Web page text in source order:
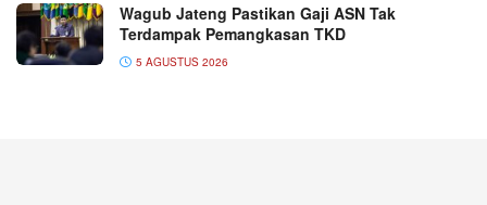
Wagub Jateng Pastikan Gaji ASN Tak
Terdampak Pemangkasan TKD
5 AGUSTUS 2026